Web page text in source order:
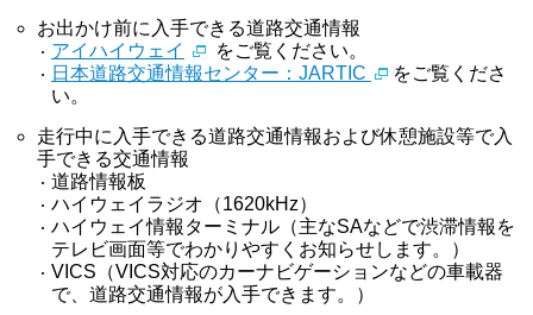
お出かけ前に入手できる道路交通情報
アイハイウェイ
をご覧ください。
日本道路交通情報センター：JARTIC
をご覧くださ
い。
走行中に入手できる道路交通情報および休憩施設等で入
手できる交通情報
道路情報板
ハイウェイラジオ（1620kHz）
ハイウェイ情報ターミナル（主なSAなどで渋滞情報を
テレビ画面等でわかりやすくお知らせします。）
VICS（VICS対応のカーナビゲーションなどの車載器
で、道路交通情報が入手できます。）